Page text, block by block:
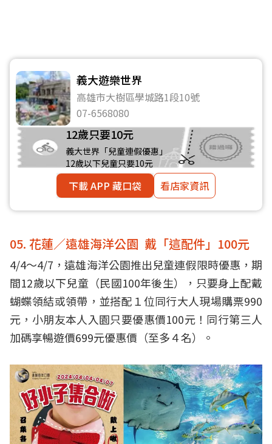
義大遊樂世界
高雄市大樹區學城路1段10號
07-6568080
12歲只要10元
義大世界「兒童連假優惠」
12歲以下兒童只要10元
下載 APP 藏口袋 看店家資訊
05. 花蓮／遠雄海洋公園 戴「這配件」100元
4/4～4/7，遠雄海洋公園推出兒童連假限時優惠，期
間12歲以下兒童（民國100年後生），只要身上配戴
蝴蝶領結或領帶，並搭配１位同行大人現場購票990
元，小朋友本人入園只要優惠價100元！同行第三人
加碼享暢遊價699元優惠價（至多４名）。